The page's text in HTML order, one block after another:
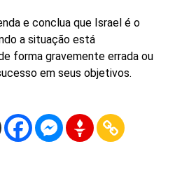
e conclua que Israel é o
a situação está
forma gravemente errada ou
em seus objetivos.